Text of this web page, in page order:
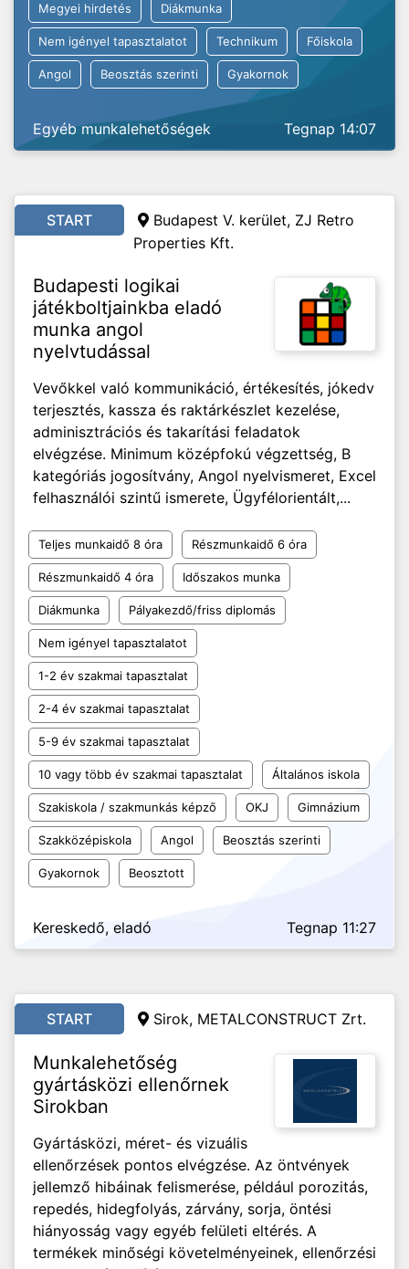
Megyei hirdetés Diákmunka
Nem igényel tapasztalatot Technikum Főiskola
Angol Beosztás szerinti Gyakornok
Egyéb munkalehetőségek Tegnap 14:07
START
Budapest V. kerület, ZJ Retro
Properties Kft.
Budapesti logikai
játékboltjainkba eladó
munka angol
nyelvtudással
Vevőkkel való kommunikáció, értékesítés, jókedv
terjesztés, kassza és raktárkészlet kezelése,
adminisztrációs és takarítási feladatok
elvégzése. Minimum középfokú végzettség, B
kategóriás jogosítvány, Angol nyelvismeret, Excel
felhasználói szintű ismerete, Ügyfélorientált,...
Teljes munkaidő 8 óra Részmunkaidő 6 óra
Részmunkaidő 4 óra Időszakos munka
Diákmunka Pályakezdő/friss diplomás
Nem igényel tapasztalatot
1-2 év szakmai tapasztalat
2-4 év szakmai tapasztalat
5-9 év szakmai tapasztalat
10 vagy több év szakmai tapasztalat Általános iskola
Szakiskola / szakmunkás képző OKJ Gimnázium
Szakközépiskola Angol Beosztás szerinti
Gyakornok Beosztott
Kereskedő, eladó Tegnap 11:27
START Sirok, METALCONSTRUCT Zrt.
Munkalehetőség
gyártásközi ellenőrnek
Sirokban
Gyártásközi, méret- és vizuális
ellenőrzések pontos elvégzése. Az öntvények
jellemző hibáinak felismerése, például porozitás,
repedés, hidegfolyás, zárvány, sorja, öntési
hiányosság vagy egyéb felületi eltérés. A
termékek minőségi követelményeinek, ellenőrzési